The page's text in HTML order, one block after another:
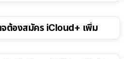
จต้องสมัคร iCloud+ เพิ่ม